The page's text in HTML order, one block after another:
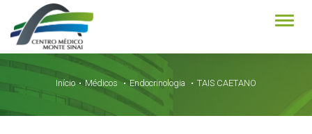
Início Médicos Endocrinologia TAIS CAETANO